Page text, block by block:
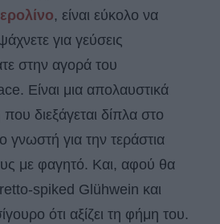
, είναι εύκολο να
για γεύσεις
στην αγορά του
Είναι μια απολαυστικά
διεξάγεται δίπλα στο
γνωστή για την τεράστια
με φαγητό. Και, αφού θα
spiked Glühwein και
ότι αξίζει τη φήμη του.